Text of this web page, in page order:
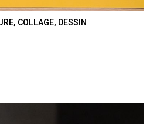
COLLAGE, DESSIN